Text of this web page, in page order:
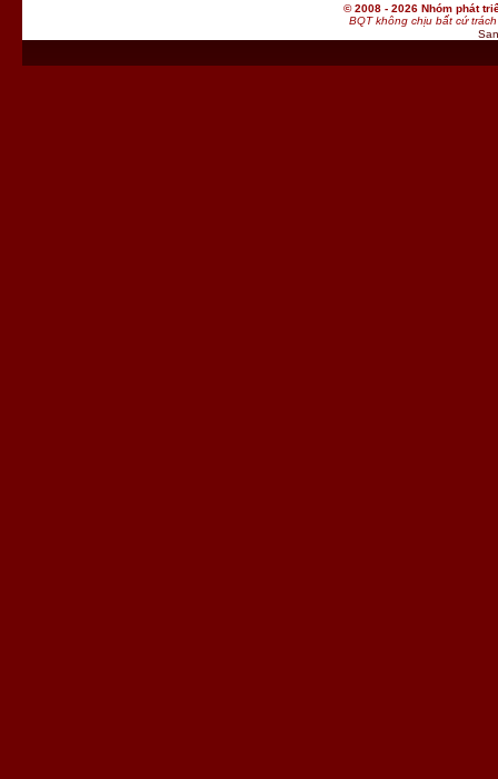
© 2008 - 2026 Nhóm phát
BQT không chịu bất cứ